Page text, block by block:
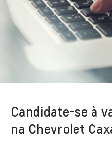
Candidate-se à
na Chevrolet